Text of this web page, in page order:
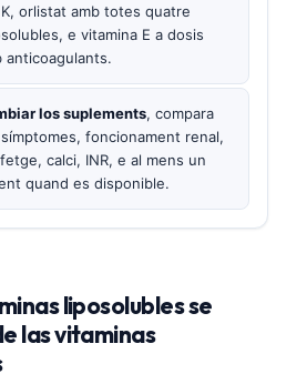
orlistat amb totes quatre
e vitamina E a dosis
anticoagulants.
los suplements, compara
foncionament renal,
calci, INR, e al mens un
quand es disponible.
liposolubles se
las vitaminas